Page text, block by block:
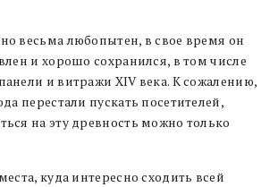
весьма любопытен, в свое время он
и хорошо сохранился, в том числе
и витражи XIV века. К сожалению,
перестали пускать посетителей,
на эту древность можно только
куда интересно сходить всей